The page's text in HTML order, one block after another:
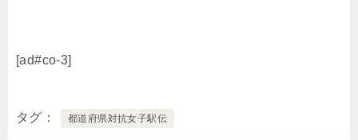
[ad#co-3]
タグ 都道府県対抗女子駅伝